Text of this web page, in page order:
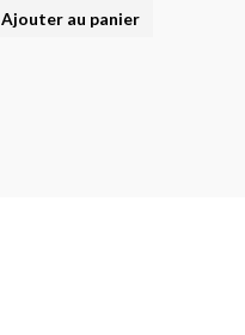
Ajouter au panier